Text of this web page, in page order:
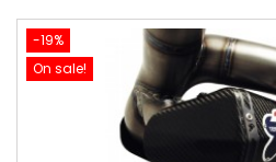
-19%
On sale!